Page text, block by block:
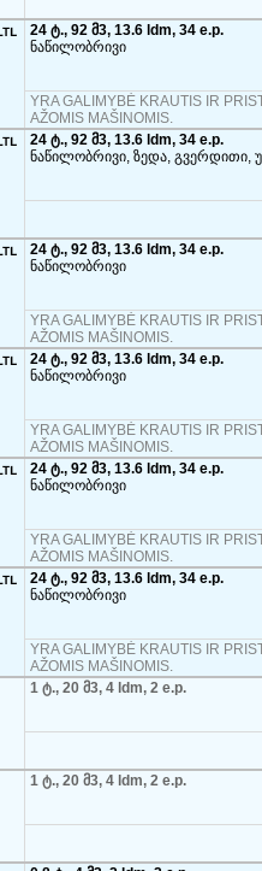
24 ტ., 92 მ3, 13.6 ldm, 34 e.p.
ნაწილობრივი
YRA GALIMYBĖ KRAUTIS IR
AŽOMIS MAŠINOMIS.
24 ტ., 92 მ3, 13.6 ldm, 34 e.p.
ნაწილობრივი, ზედა, გვერდითი,
24 ტ., 92 მ3, 13.6 ldm, 34 e.p.
ნაწილობრივი
YRA GALIMYBĖ KRAUTIS IR
AŽOMIS MAŠINOMIS.
24 ტ., 92 მ3, 13.6 ldm, 34 e.p.
ნაწილობრივი
YRA GALIMYBĖ KRAUTIS IR
AŽOMIS MAŠINOMIS.
24 ტ., 92 მ3, 13.6 ldm, 34 e.p.
ნაწილობრივი
YRA GALIMYBĖ KRAUTIS IR
AŽOMIS MAŠINOMIS.
24 ტ., 92 მ3, 13.6 ldm, 34 e.p.
ნაწილობრივი
YRA GALIMYBĖ KRAUTIS IR
AŽOMIS MAŠINOMIS.
1 ტ., 20 მ3, 4 ldm, 2 e.p.
1 ტ., 20 მ3, 4 ldm, 2 e.p.